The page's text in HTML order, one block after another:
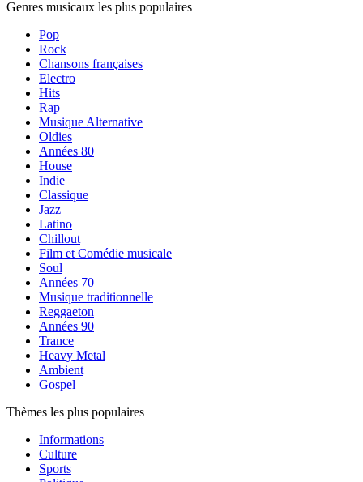
Genres musicaux les plus populaires
Pop
Rock
Chansons françaises
Electro
Hits
Rap
Musique Alternative
Oldies
Années 80
House
Indie
Classique
Jazz
Latino
Chillout
Film et Comédie musicale
Soul
Années 70
Musique traditionnelle
Reggaeton
Années 90
Trance
Heavy Metal
Ambient
Gospel
Thèmes les plus populaires
Informations
Culture
Sports